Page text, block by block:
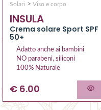
Solari > Viso e corpo
INSULA
Crema solare Sport SPF
50+
Adatto anche ai bambini
NO parabeni, siliconi
100% Naturale
€ 6.00